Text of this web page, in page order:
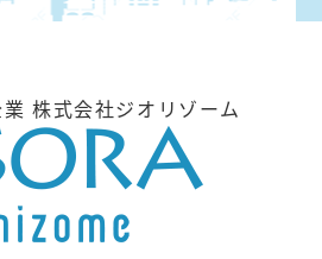
株式会社ジオリゾーム